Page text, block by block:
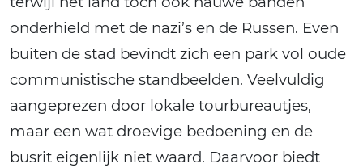
onderhield met de nazi’s en de Russen. Even
buiten de stad bevindt zich een park vol oude
communistische standbeelden. Veelvuldig
aangeprezen door lokale tourbureautjes,
maar een wat droevige bedoening en de
busrit eigenlijk niet waard. Daarvoor biedt